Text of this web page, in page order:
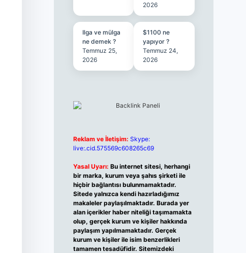
2026
Ilga ve mülga
ne demek ?
Temmuz 25,
2026
$1100 ne
yapıyor ?
Temmuz 24,
2026
Reklam ve İletişim: Skype:
live:.cid.575569c608265c69
Yasal Uyarı: Bu internet sitesi, herhangi
bir marka, kurum veya şahıs şirketi ile
hiçbir bağlantısı bulunmamaktadır.
Sitede yalnızca kendi hazırladığımız
makaleler paylaşılmaktadır. Burada yer
alan içerikler haber niteliği taşımamakta
olup, gerçek kurum ve kişiler hakkında
paylaşım yapılmamaktadır. Gerçek
kurum ve kişiler ile isim benzerlikleri
tamamen tesadüfidir. Sitemizdeki